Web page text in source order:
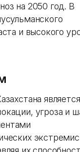
на 2050 год. В
и высокого
является
угроза и